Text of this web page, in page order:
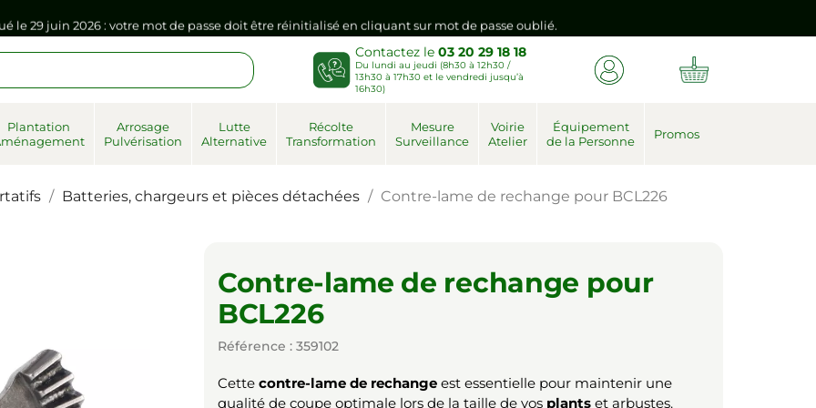
le 29 juin 2026 : votre mot de passe doit être réinitialisé en cliquant sur mot de passe oublié.
dans votre navigateur internet, il doit être réenregistré à la première connexion vers votre nouvel espace client.
le 29 juin 2026 : votre mot de passe doit être réinitialisé en cliquant sur mot de passe oublié.
Contactez le03 20 29 18 18
Du lundi au jeudi (8h30 à 12h30 /
13h30 à 17h30 et le vendredi jusqu’à
16h30)
Plantation
Arrosage
Pulvérisation
Lutte
Alternative
Récolte
Transformation
Mesure
Surveillance
Voirie
Atelier
Équipement
de la Personne
Promos
Batteries, chargeurs et pièces détachées Contre-lame de rechange pour BCL226
Contre-lame de rechange pour
BCL226
Référence : 359102
Cette contre-lame de rechange est essentielle pour maintenir une
qualité de coupe optimale lors de la taille de vos plants et arbustes.